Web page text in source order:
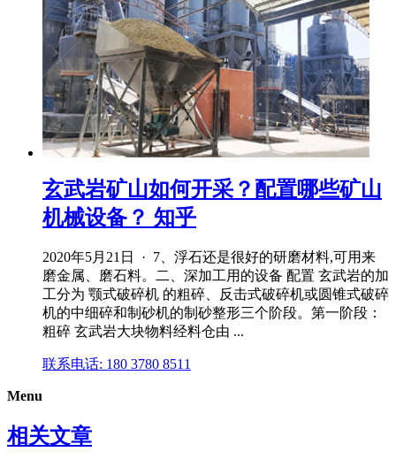
玄武岩矿山如何开采？配置哪些矿山
机械设备？ 知乎
2020年5月21日 · 7、浮石还是很好的研磨材料,可用来
磨金属、磨石料。二、深加工用的设备 配置 玄武岩的加
工分为 颚式破碎机 的粗碎、反击式破碎机或圆锥式破碎
机的中细碎和制砂机的制砂整形三个阶段。第一阶段：
粗碎 玄武岩大块物料经料仓由 ...
联系电话: 180 3780 8511
Menu
相关文章